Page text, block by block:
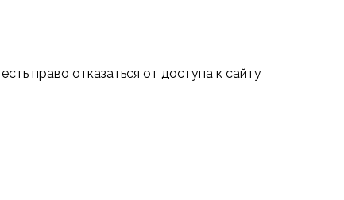
право отказаться от доступа к сайту